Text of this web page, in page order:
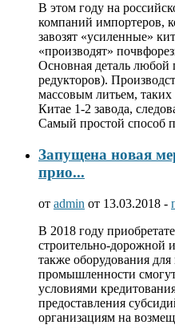
В этом году на
компаний импортеров,
завозят «усиленные»
«производят»
Основная деталь любой
редукторов).
массовым литьем, таких
Китае 1-2 завода,
Самый простой способ
Запущена новая
прио...
от admin от 13.03.2018 -
В 2018 году
строительно-дорожной
также оборудования
промышленности
условиями
предоставления
организациям на